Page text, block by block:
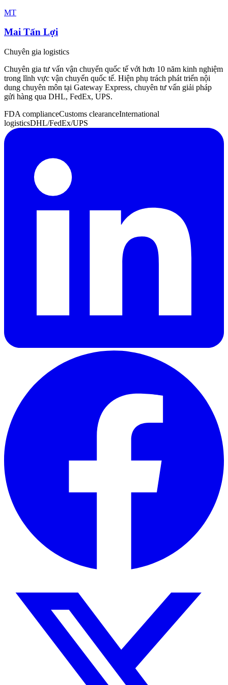
MT
Mai Tấn Lợi
Chuyên gia logistics
Chuyên gia tư vấn vận chuyển quốc tế với hơn 10 năm kinh nghiệm
trong lĩnh vực vận chuyển quốc tế. Hiện phụ trách phát triển nội
dung chuyên môn tại Gateway Express, chuyên tư vấn giải pháp
gửi hàng qua DHL, FedEx, UPS.
FDA complianceCustoms clearanceInternational
logisticsDHL/FedEx/UPS